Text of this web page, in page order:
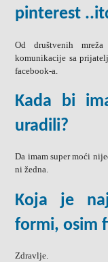
pinterest
Od društvenih
komunikacije sa
facebook-a.
Kada bi
uradili?
Da imam super moći
ni žedna.
Koja je
formi, osim
Zdravlje.